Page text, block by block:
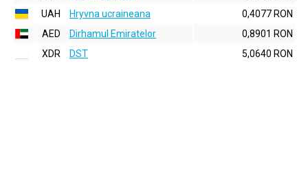
UAH
Hryvna ucraineana
0,4077 RON
AED
Dirhamul Emiratelor
0,8901 RON
XDR
DST 5,0640 RON